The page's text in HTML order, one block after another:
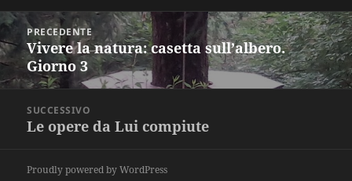
Navigazione
articoliPRECEDENTE
Articolo
precedente:
Vivere la natura: casetta sull’albero.
Giorno 3
SUCCESSIVO
Articolo
Le opere da Lui compiute
Proudly powered by WordPress